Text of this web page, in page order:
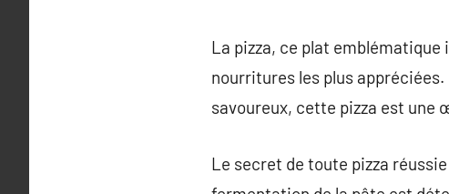
La pizza, ce plat emblématique
nourritures les plus
savoureux, cette pizza est une
Le secret de toute pizza